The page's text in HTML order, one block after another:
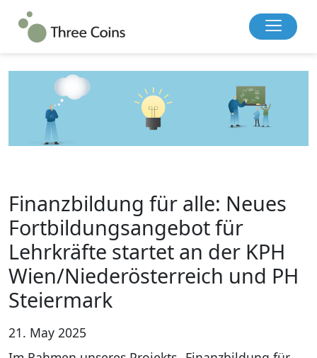
Finanzbildung für alle: Neues
Fortbildungsangebot für
Lehrkräfte startet an der KPH
Wien/Niederösterreich und PH
Steiermark
21. May 2025